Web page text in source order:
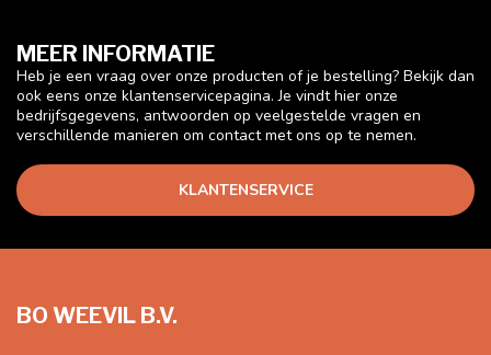
MEER INFORMATIE
Heb je een vraag over onze producten of je bestelling? Bekijk dan
ook eens onze klantenservicepagina. Je vindt hier onze
bedrijfsgegevens, antwoorden op veelgestelde vragen en
verschillende manieren om contact met ons op te nemen.
KLANTENSERVICE
BO WEEVIL B.V.